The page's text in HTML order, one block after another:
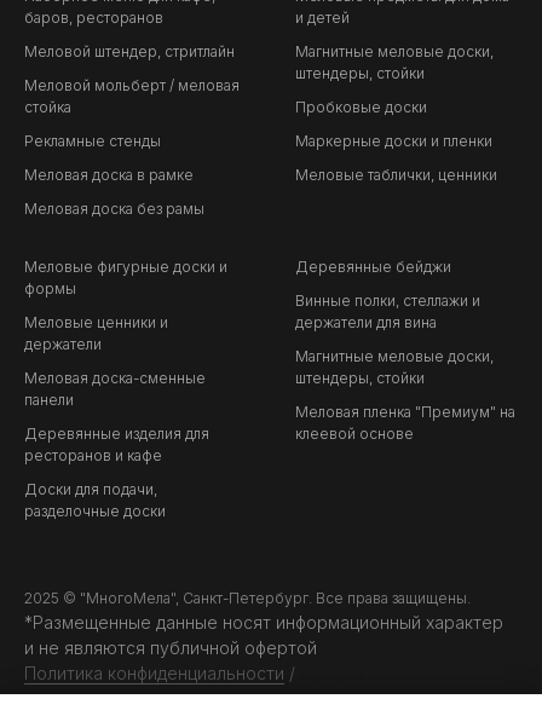
баров, ресторанов
Меловой штендер, стритлайн
Меловой мольберт / меловая
стойка
Рекламные стенды
Меловая доска в рамке
Меловая доска без рамы
и детей
Магнитные меловые доски,
штендеры, стойки
Пробковые доски
Маркерные доски и пленки
Меловые таблички, ценники
Меловые фигурные доски и
формы
Меловые ценники и
держатели
Меловая доска-сменные
панели
Деревянные изделия для
ресторанов и кафе
Доски для подачи,
разделочные доски
Деревянные бейджи
Винные полки, стеллажи и
держатели для вина
Магнитные меловые доски,
штендеры, стойки
Меловая пленка "Премиум" на
клеевой основе
2025 © "МногоМела", Санкт-Петербург. Все права защищены.
*Размещенные данные носят информационный характер
и не являются публичной офертой
Политика конфиденциальности /